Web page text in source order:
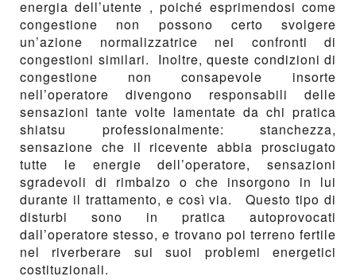
energia dell’utente , poiché esprimendosi come
congestione non possono certo svolgere
un’azione normalizzatrice nei confronti di
congestioni similari. Inoltre, queste condizioni di
congestione non consapevole insorte
nell’operatore divengono responsabili delle
sensazioni tante volte lamentate da chi pratica
shiatsu professionalmente: stanchezza,
sensazione che il ricevente abbia prosciugato
tutte le energie dell’operatore, sensazioni
sgradevoli di rimbalzo o che insorgono in lui
durante il trattamento, e così via. Questo tipo di
disturbi sono in pratica autoprovocati
dall’operatore stesso, e trovano poi terreno fertile
nel riverberare sui suoi problemi energetici
costituzionali.